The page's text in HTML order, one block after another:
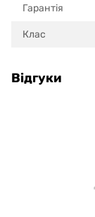
Гарантія
Клас
Відгуки